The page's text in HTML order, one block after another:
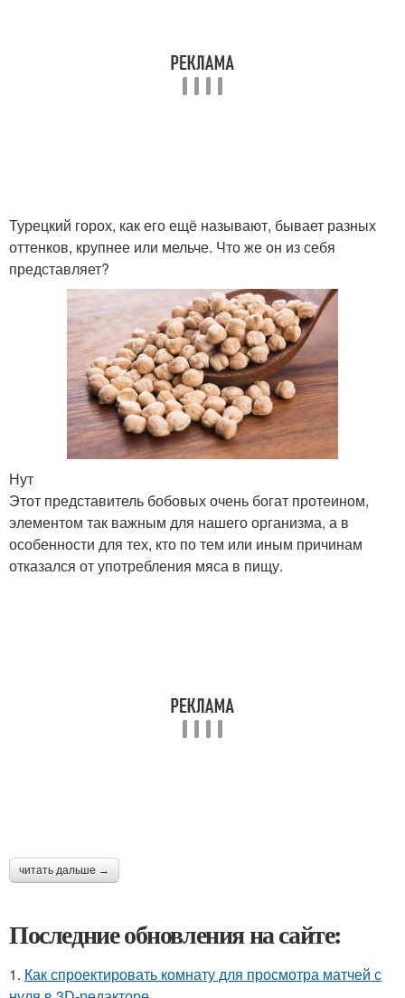
Турецкий горох, как его ещё называют, бывает разных
оттенков, крупнее или мельче. Что же он из себя
представляет?
Нут
Этот представитель бобовых очень богат протеином,
элементом так важным для нашего организма, а в
особенности для тех, кто по тем или иным причинам
отказался от употребления мяса в пищу.
читать дальше →
Последние обновления на сайте:
1. Как спроектировать комнату для просмотра матчей с